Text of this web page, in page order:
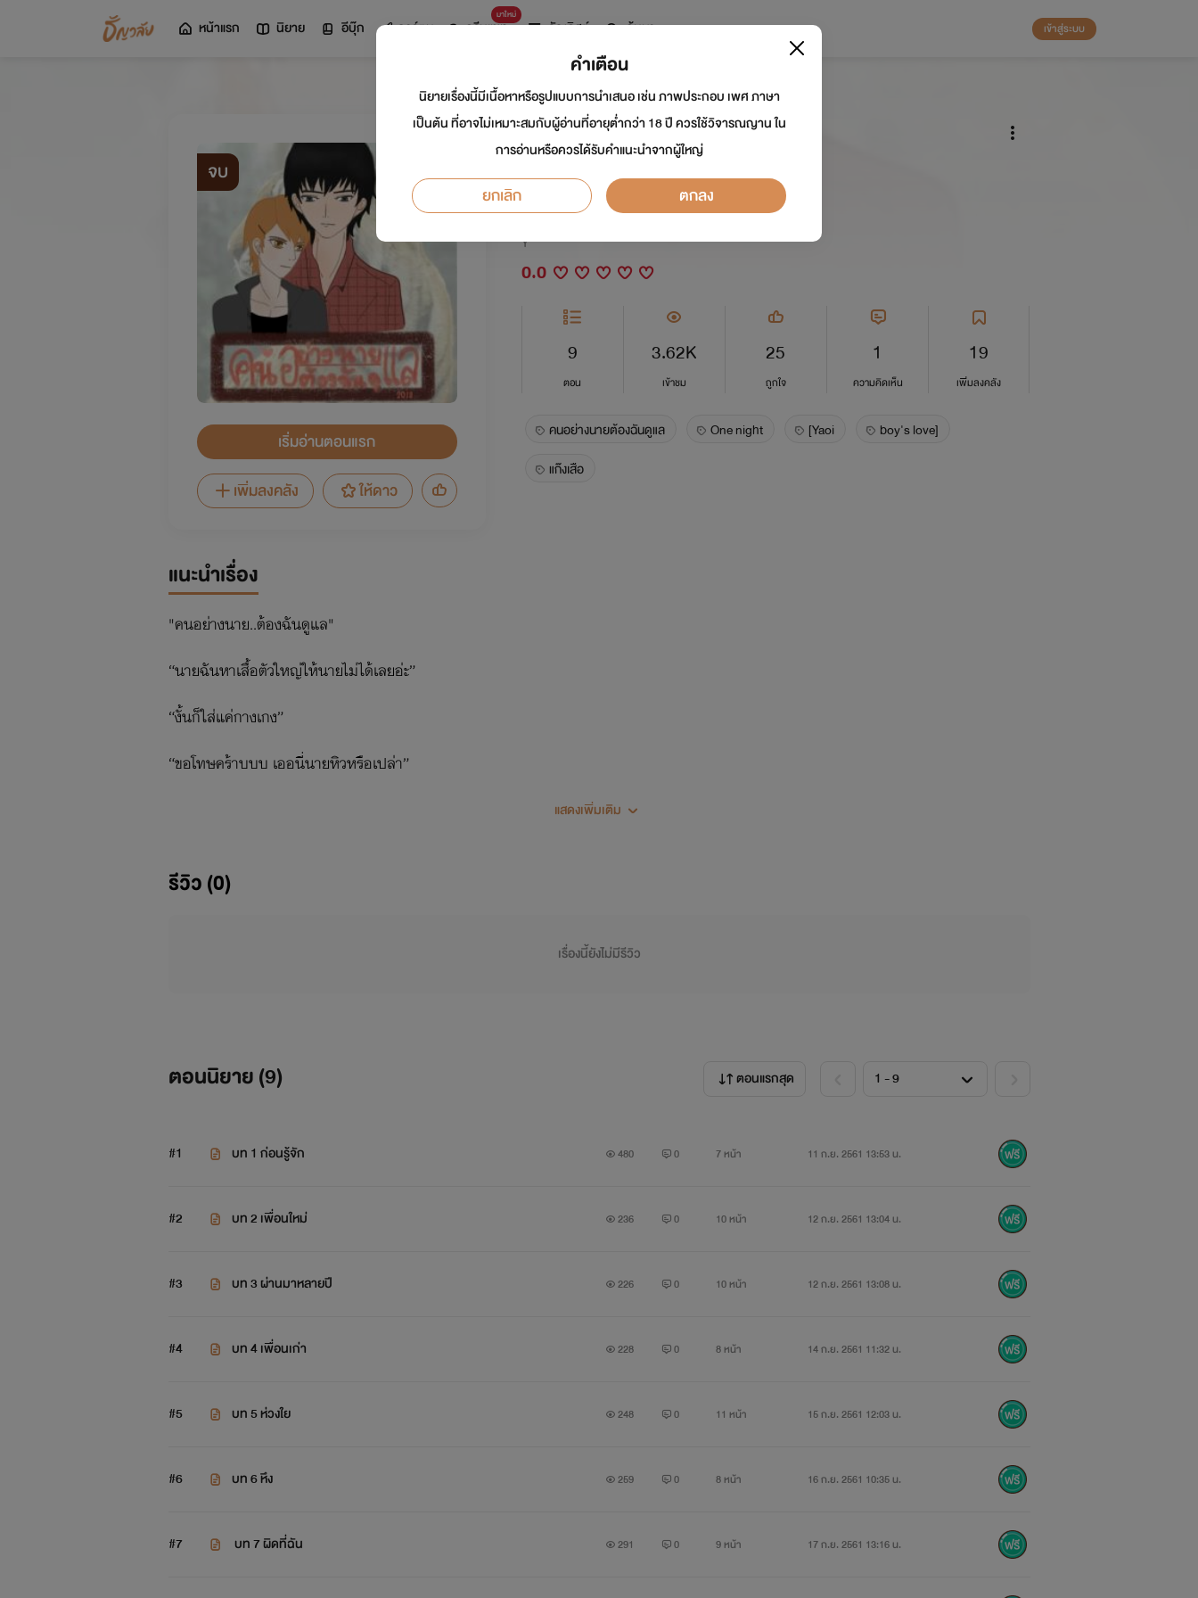
หน้าแรก นิยาย อีบุ๊ก การ์ตูน
มาใหม่
ดรีมแชท ธัญลิสต์ ค้นหา เข้าสู่ระบบ
จบ
เริ่มอ่านตอนแรก
เพิ่มลงคลัง
ให้ดาว
คนอย่างนาย..ต้องฉัน
ดูแล[Yaoi,boy's love]
นักเขียน:One Night
Y
0.0
9
ตอน
3.62K
เข้าชม
25
ถูกใจ
1
ความคิดเห็น
19
เพิ่มลงคลัง
คนอย่างนายต้องฉันดูแล One night [Yaoi
boy's love]
แก๊งเสือ
แนะนำเรื่อง
"คนอย่างนาย..ต้องฉันดูแล"
“นายฉันหาเสื้อตัวใหญ่ให้นายไม่ได้เลยอ่ะ”
“งั้นก็ใส่แค่กางเกง”
“ขอโทษคร้าบบบ เออนี่นายหิวหรือเปล่า”
“ให้ตายสิ เอาเถอะบะหมี่ถ้วยก็บะหมี่ถ้วย”
มีบางตอนเชื่อมกันนิดๆแต่คู่นี้จะออกแนว 18+หน่อย
หึหึ"
หมายเหตุ : นิยายที่แต่งขึ้นมาไม่ใช่เรื่องจริงประการใด ตัวละครทุกตัวไม่มีอยู่จริง 100% และสถานที่ในนิยายผู้แต่งจินตนาการล้วนๆ (หึหึ)
แสดงเพิ่มเติม
รีวิว (0)
เรื่องนี้ยังไม่มีรีวิว
ตอนนิยาย (9) ตอนแรกสุด
#1 บท 1 ก่อนรู้จัก 480 0 7 หน้า 11 ก.ย. 2561 13:53 น.
#2 บท 2 เพื่อนใหม่ 236 0 10 หน้า 12 ก.ย. 2561 13:04 น.
#3 บท 3 ผ่านมาหลายปี 226 0 10 หน้า 12 ก.ย. 2561 13:08 น.
#4 บท 4 เพื่อนเก่า 228 0 8 หน้า 14 ก.ย. 2561 11:32 น.
#5 บท 5 ห่วงใย 248 0 11 หน้า 15 ก.ย. 2561 12:03 น.
#6 บท 6 หึง 259 0 8 หน้า 16 ก.ย. 2561 10:35 น.
#7 ​ บท 7 ผิดที่ฉัน 291 0 9 หน้า 17 ก.ย. 2561 13:16 น.
คำเตือน
นิยายเรื่องนี้มีเนื้อหาหรือรูปแบบการนำเสนอ เช่น ภาพประกอบ เพศ ภาษา
เป็นต้น ที่อาจไม่เหมาะสมกับผู้อ่านที่อายุต่ำกว่า 18 ปี ควรใช้วิจารณญาน ใน
การอ่านหรือควรได้รับคำแนะนำจากผู้ใหญ่
ยกเลิก ตกลง